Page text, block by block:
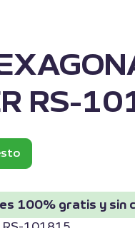
RS-
100% gratis y sin